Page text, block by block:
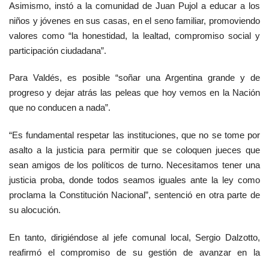
Asimismo, instó a la comunidad de Juan Pujol a educar a los
niños y jóvenes en sus casas, en el seno familiar, promoviendo
valores como “la honestidad, la lealtad, compromiso social y
participación ciudadana”.
Para Valdés, es posible “soñar una Argentina grande y de
progreso y dejar atrás las peleas que hoy vemos en la Nación
que no conducen a nada”.
“Es fundamental respetar las instituciones, que no se tome por
asalto a la justicia para permitir que se coloquen jueces que
sean amigos de los políticos de turno. Necesitamos tener una
justicia proba, donde todos seamos iguales ante la ley como
proclama la Constitución Nacional”, sentenció en otra parte de
su alocución.
En tanto, dirigiéndose al jefe comunal local, Sergio Dalzotto,
reafirmó el compromiso de su gestión de avanzar en la